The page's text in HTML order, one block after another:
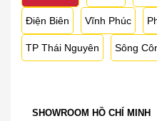
Điện Biên Vĩnh Phúc
TP Thái Nguyên Sông
SHOWROOM HỒ CHÍ MINH